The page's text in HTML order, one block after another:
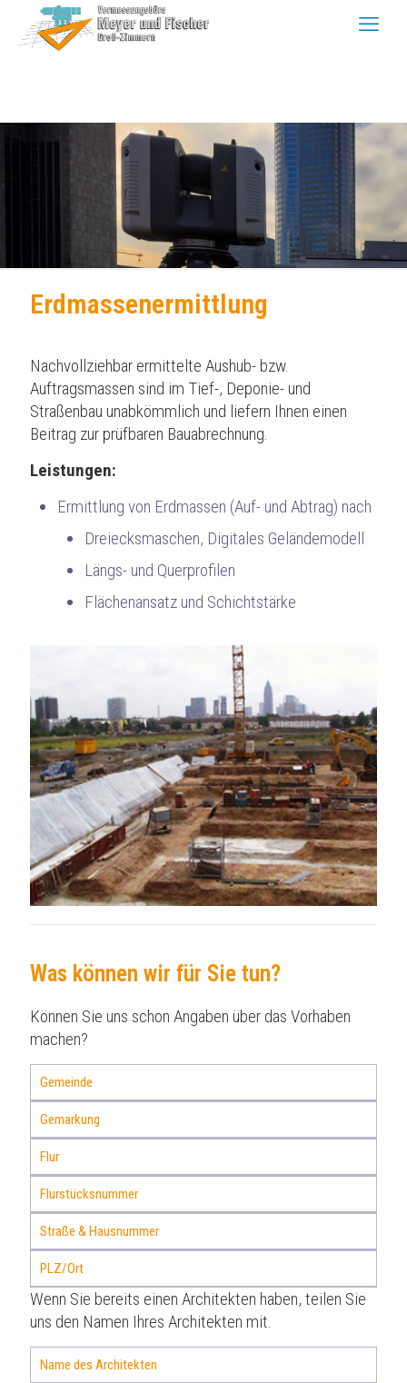
Erdmassenermittlung
Nachvollziehbar ermittelte Aushub- bzw.
Auftragsmassen sind im Tief-, Deponie- und
Straßenbau unabkömmlich und liefern Ihnen einen
Beitrag zur prüfbaren Bauabrechnung.
Leistungen:
Ermittlung von Erdmassen (Auf- und Abtrag) nach
Dreiecksmaschen, Digitales Geländemodell
Längs- und Querprofilen
Flächenansatz und Schichtstärke
Was können wir für Sie tun?
Können Sie uns schon Angaben über das Vorhaben
machen?
Wenn Sie bereits einen Architekten haben, teilen Sie
uns den Namen Ihres Architekten mit.